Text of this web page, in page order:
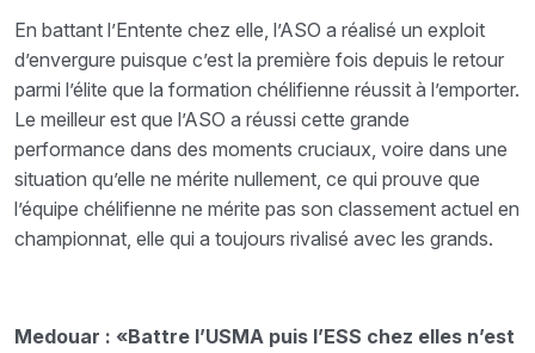
En battant l’Entente chez elle, l’ASO a réalisé un exploit
d’envergure puisque c’est la première fois depuis le retour
parmi l’élite que la formation chélifienne réussit à l’emporter.
Le meilleur est que l’ASO a réussi cette grande
performance dans des moments cruciaux, voire dans une
situation qu’elle ne mérite nullement, ce qui prouve que
l’équipe chélifienne ne mérite pas son classement actuel en
championnat, elle qui a toujours rivalisé avec les grands.
Medouar : «Battre l’USMA puis l’ESS chez elles n’est